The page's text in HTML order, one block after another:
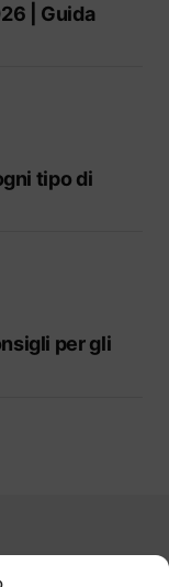
| Guida
tipo di
per gli